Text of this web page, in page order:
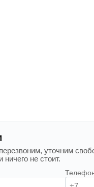
уточним
не стоит.